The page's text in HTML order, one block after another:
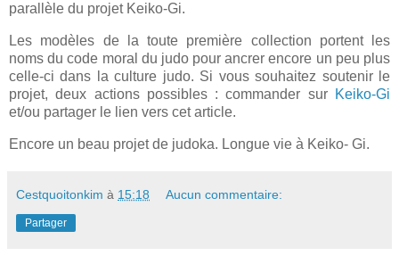
parallèle du projet Keiko-Gi.
Les modèles de la toute première collection portent les
noms du code moral du judo pour ancrer encore un peu plus
celle-ci dans la culture judo. Si vous souhaitez soutenir le
projet, deux actions possibles : commander sur Keiko-Gi
et/ou partager le lien vers cet article.
Encore un beau projet de judoka. Longue vie à Keiko- Gi.
Cestquoitonkim à 15:18 Aucun commentaire:
Partager